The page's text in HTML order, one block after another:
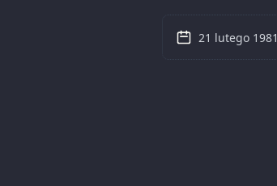
21 lutego 1981